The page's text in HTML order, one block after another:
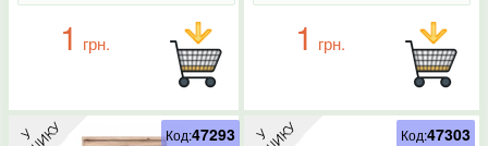
1 грн. 1 грн.
Код:47293 Код:47303